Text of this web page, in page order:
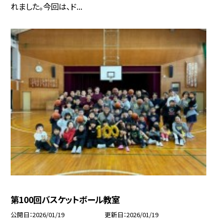
れました。今回は、ド...
第100回バスケットボール教室
公開日 2026/01/19 更新日 2026/01/19